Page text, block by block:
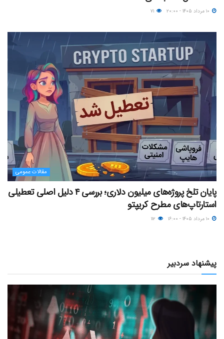
مقالات عمومی
پایان تلخ پروژه‌های میلیون دلاری؛ بررسی ۴ دلیل اصلی تعطیلی
استارتاپ‌های مطرح کریپتو
پیشنهاد سردبیر